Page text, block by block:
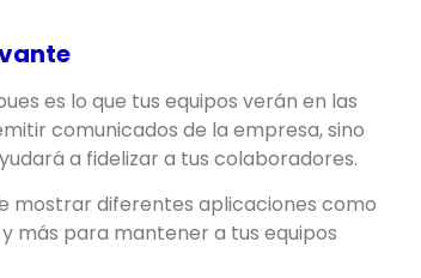
es lo que tus equipos verán en las
comunicados de la empresa, sino
a fidelizar a tus colaboradores.
mostrar diferentes aplicaciones como
más para mantener a tus equipos